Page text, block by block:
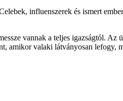
influenszerek és ismert
vannak a teljes igazságtól.
amikor valaki látványosan lefogy,